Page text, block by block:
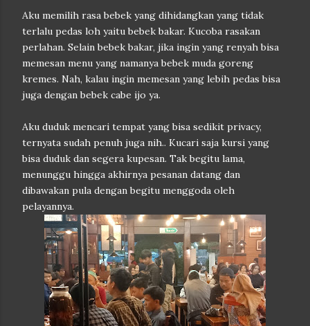
Aku memilih rasa bebek yang dihidangkan yang tidak
terlalu pedas loh yaitu bebek bakar. Kucoba rasakan
perlahan. Selain bebek bakar, jika ingin yang renyah bisa
memesan menu yang namanya bebek muda goreng
kremes. Nah, kalau ingin memesan yang lebih pedas bisa
juga dengan bebek cabe ijo ya.
Aku duduk mencari tempat yang bisa sedikit privacy,
ternyata sudah penuh juga nih.. Kucari saja kursi yang
bisa duduk dan segera kupesan. Tak begitu lama,
menunggu hingga akhirnya pesanan datang dan
dibawakan pula dengan begitu menggoda oleh
pelayannya.